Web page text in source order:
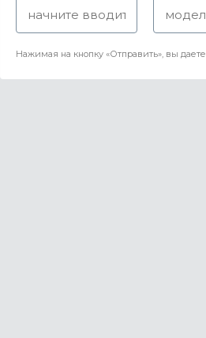
Нажимая на кнопку «Отправить», вы даете